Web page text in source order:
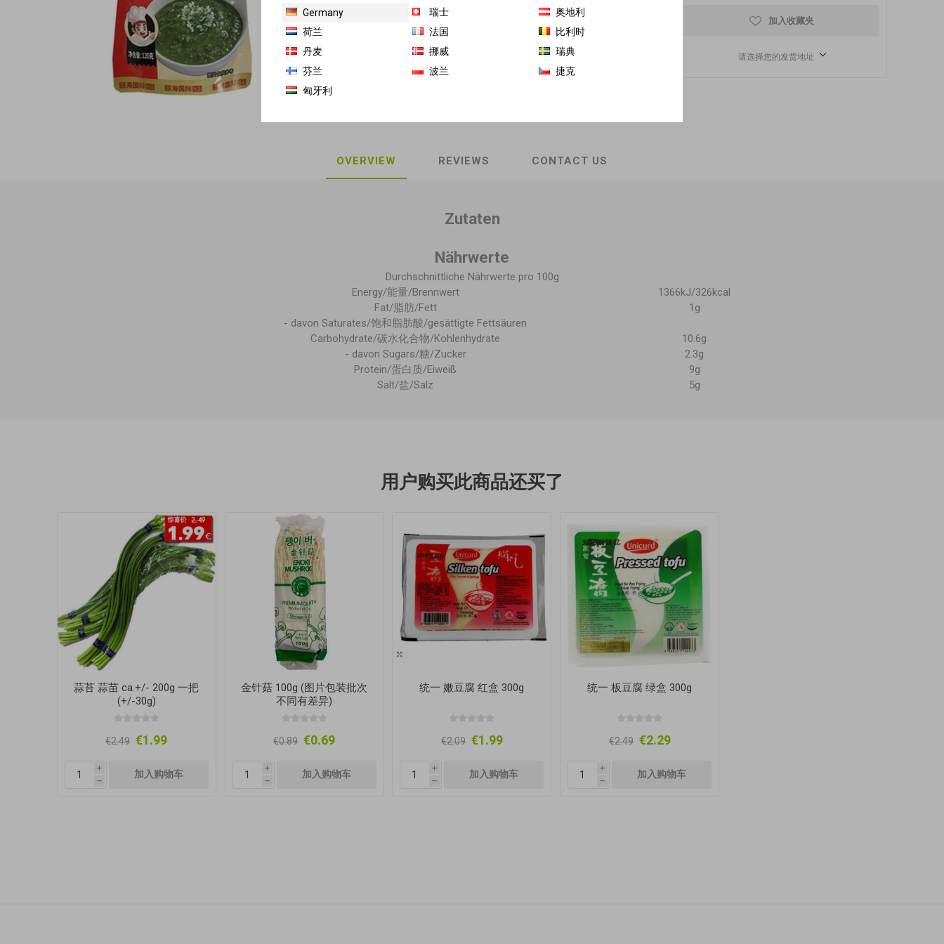
商品库存单位（SKU）: GH-HG-10016 加入收藏夹
请选择您的发货地址
OVERVIEW REVIEWS CONTACT US
Zutaten
Nährwerte
Durchschnittliche Nährwerte pro 100g
Energy/能量/Brennwert
1366kJ/326kcal
Fat/脂肪/Fett
1g
- davon Saturates/饱和脂肪酸/gesättigte Fettsäuren
Carbohydrate/碳水化合物/Kohlenhydrate
10.6g
- davon Sugars/糖/Zucker
2.3g
Protein/蛋白质/Eiweiß
9g
Salt/盐/Salz
5g
用户购买此商品还买了
蒜苔 蒜苗 ca.+/- 200g 一把
(+/-30g)
€2.49 €1.99
i
h
金针菇 100g (图片包装批次
不同有差异)
€0.89 €0.69
i
h
统一 嫩豆腐 红盒 300g
€2.09 €1.99
i
h
统一 板豆腐 绿盒 300g
€2.49 €2.29
i
h
Germany 瑞士
奥地利
荷兰
法国
比利时
丹麦
挪威
瑞典
芬兰
波兰
捷克
匈牙利